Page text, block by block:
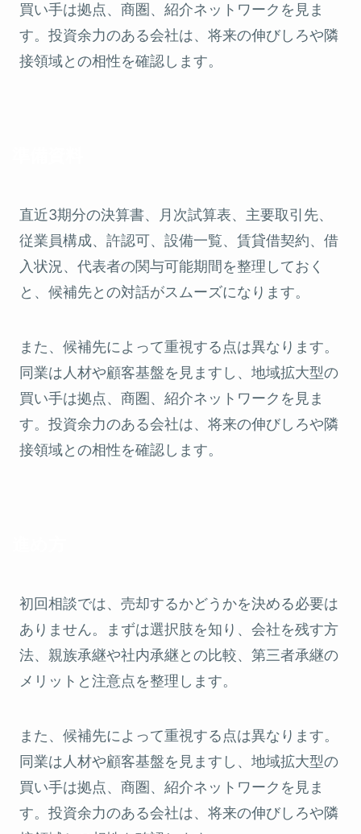
買い手は拠点、商圏、紹介ネットワークを見ま
す。投資余力のある会社は、将来の伸びしろや隣
接領域との相性を確認します。
直近3期分の決算書、月次試算表、主要取引先、
従業員構成、許認可、設備一覧、賃貸借契約、借
入状況、代表者の関与可能期間を整理しておく
と、候補先との対話がスムーズになります。
また、候補先によって重視する点は異なります。
同業は人材や顧客基盤を見ますし、地域拡大型の
買い手は拠点、商圏、紹介ネットワークを見ま
す。投資余力のある会社は、将来の伸びしろや隣
接領域との相性を確認します。
初回相談では、売却するかどうかを決める必要は
ありません。まずは選択肢を知り、会社を残す方
法、親族承継や社内承継との比較、第三者承継の
メリットと注意点を整理します。
また、候補先によって重視する点は異なります。
同業は人材や顧客基盤を見ますし、地域拡大型の
買い手は拠点、商圏、紹介ネットワークを見ま
す。投資余力のある会社は、将来の伸びしろや隣